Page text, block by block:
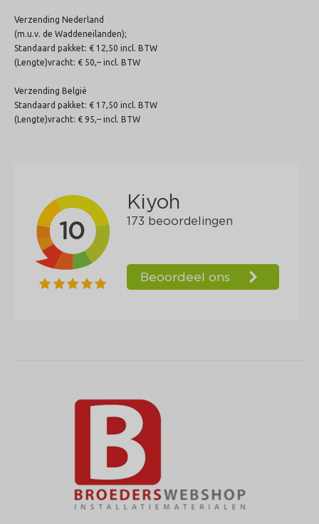
Verzending Nederland
(m.u.v. de Waddeneilanden);
Standaard pakket: € 12,50 incl. BTW
(Lengte)vracht: € 50,– incl. BTW
Verzending België
Standaard pakket: € 17,50 incl. BTW
(Lengte)vracht: € 95,– incl. BTW